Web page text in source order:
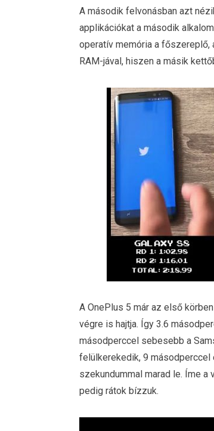
A második felvonásban azt
applikációkat a második
operatív memória a főszereplő,
RAM-jával, hiszen a másik
A OnePlus 5 már az első
végre is hajtja. Így 3.6
másodperccel sebesebb a
felülkerekedik, 9 másodperccel
szekundummal marad le. Íme
pedig rátok bízzuk.